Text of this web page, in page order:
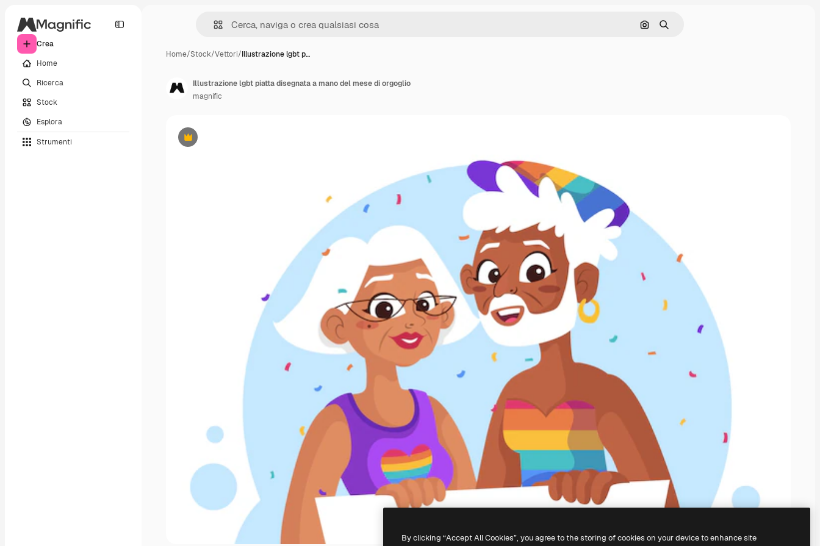
Crea
Home
Ricerca
Stock
Esplora
Strumenti
Cerca per immagine
Ricerca
Home/Stock/Vettori/Illustrazione lgbt p…
Premium
Illustrazione lgbt piatta disegnata a mano del mese di orgoglio
magnific
By clicking “Accept All Cookies”, you agree to the storing of cookies on your device to enhance site